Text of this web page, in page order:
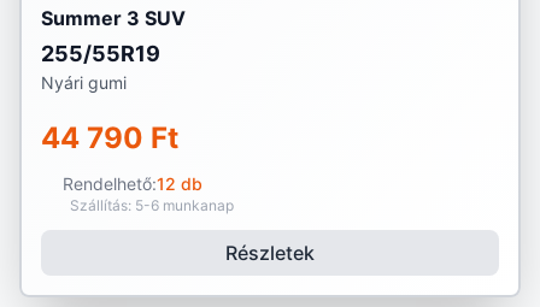
Summer 3 SUV
255/55R19
Nyári gumi
44 790 Ft
Rendelhető:12 db
Szállítás: 5-6 munkanap
Részletek